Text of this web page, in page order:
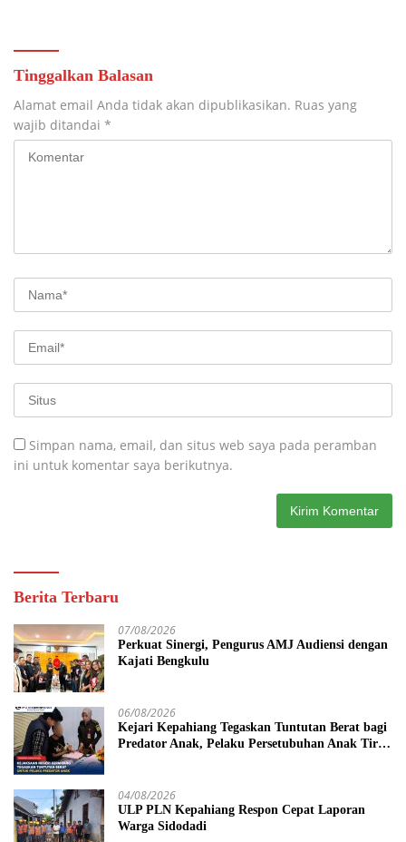
Tinggalkan Balasan
Alamat email Anda tidak akan dipublikasikan. Ruas yang
wajib ditandai *
Simpan nama, email, dan situs web saya pada peramban
ini untuk komentar saya berikutnya.
Berita Terbaru
07/08/2026
Perkuat Sinergi, Pengurus AMJ Audiensi dengan
Kajati Bengkulu
06/08/2026
Kejari Kepahiang Tegaskan Tuntutan Berat bagi
Predator Anak, Pelaku Persetubuhan Anak Tiri
04/08/2026
ULP PLN Kepahiang Respon Cepat Laporan
Warga Sidodadi